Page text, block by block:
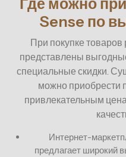
Sense по
При покупке товаров
представлены
специальные скидки.
можно приобрести
привлекательным
Интернет-
предлагает широкий